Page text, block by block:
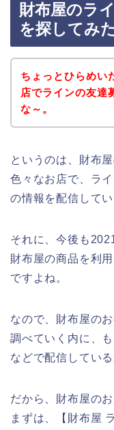
財布屋のラ
を探してみ
ちょっとひらめい
店でラインの友達
な～。
というのは、財布
色々なお店で、ラ
の情報を配信してい
それに、今後も
財布屋の商品を利
ですよね。
なので、財布屋の
調べていく内に、
などで配信してい
だから、財布屋の
まずは、【財布屋